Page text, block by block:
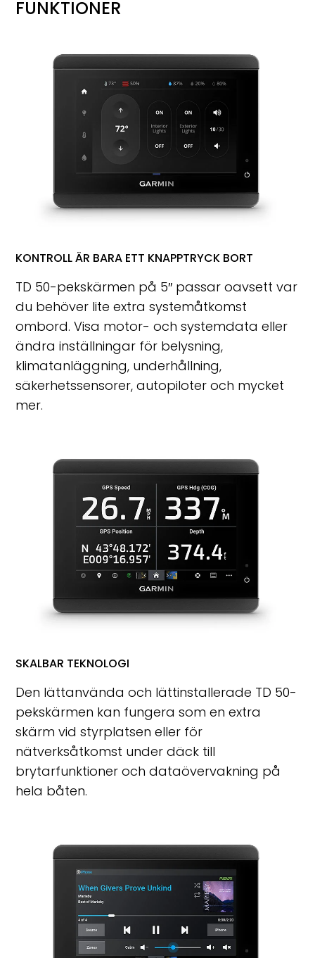
FUNKTIONER
KONTROLL ÄR BARA ETT KNAPPTRYCK BORT
TD 50-pekskärmen på 5″ passar oavsett var
du behöver lite extra systemåtkomst
ombord. Visa motor- och systemdata eller
ändra inställningar för belysning,
klimatanläggning, underhållning,
säkerhetssensorer, autopiloter och mycket
mer.
SKALBAR TEKNOLOGI
Den lättanvända och lättinstallerade TD 50-
pekskärmen kan fungera som en extra
skärm vid styrplatsen eller för
nätverksåtkomst under däck till
brytarfunktioner och dataövervakning på
hela båten.